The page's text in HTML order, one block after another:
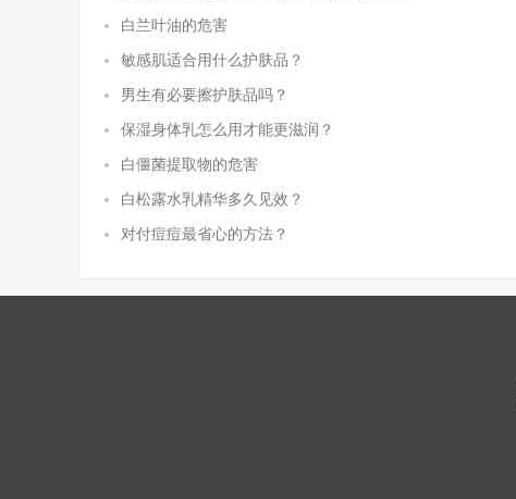
白兰叶油的危害
敏感肌适合用什么护肤品？
男生有必要擦护肤品吗？
保湿身体乳怎么用才能更滋润？
白僵菌提取物的危害
白松露水乳精华多久见效？
对付痘痘最省心的方法？